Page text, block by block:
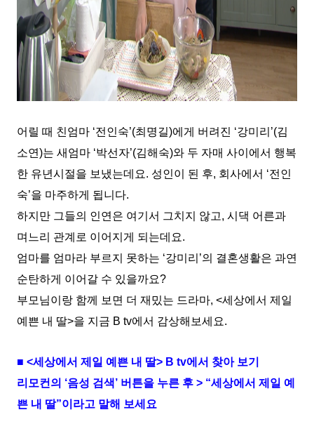
어릴 때 친엄마 ‘전인숙’(최명길)에게 버려진 ‘강미리’(김
소연)는 새엄마 ‘박선자’(김해숙)와 두 자매 사이에서 행복
한 유년시절을 보냈는데요. 성인이 된 후, 회사에서 ‘전인
숙’을 마주하게 됩니다.
하지만 그들의 인연은 여기서 그치지 않고, 시댁 어른과
며느리 관계로 이어지게 되는데요.
엄마를 엄마라 부르지 못하는 ‘강미리’의 결혼생활은 과연
순탄하게 이어갈 수 있을까요?
부모님이랑 함께 보면 더 재밌는 드라마, <세상에서 제일
예쁜 내 딸>을 지금 B tv에서 감상해보세요.
■ <세상에서 제일 예쁜 내 딸> B tv에서 찾아 보기
리모컨의 ‘음성 검색’ 버튼을 누른 후 > “세상에서 제일 예
쁜 내 딸”이라고 말해 보세요